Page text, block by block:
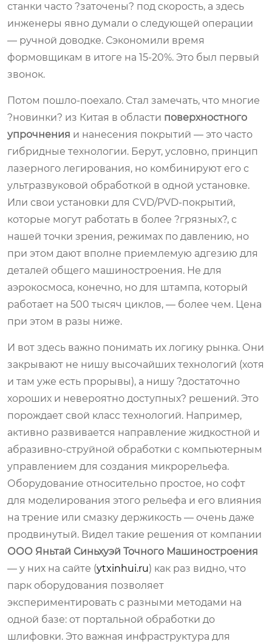
станки часто ?заточены? под скорость, а здесь
инженеры явно думали о следующей операции
— ручной доводке. Сэкономили время
формовщикам в итоге на 15-20%. Это был первый
звонок.
Потом пошло-поехало. Стал замечать, что многие
?новинки? из Китая в области поверхностного
упрочнения и нанесения покрытий — это часто
гибридные технологии. Берут, условно, принцип
лазерного легирования, но комбинируют его с
ультразвуковой обработкой в одной установке.
Или свои установки для CVD/PVD-покрытий,
которые могут работать в более ?грязных?, с
нашей точки зрения, режимах по давлению, но
при этом дают вполне приемлемую адгезию для
деталей общего машиностроения. Не для
аэрокосмоса, конечно, но для штампа, который
работает на 500 тысяч циклов, — более чем. Цена
при этом в разы ниже.
И вот здесь важно понимать их логику рынка. Они
закрывают не нишу высочайших технологий (хотя
и там уже есть прорывы), а нишу ?достаточно
хороших и невероятно доступных? решений. Это
порождает свой класс технологий. Например,
активно развивается направление жидкостной и
абразивно-струйной обработки с компьютерным
управлением для создания микрорельефа.
Оборудование относительно простое, но софт
для моделирования этого рельефа и его влияния
на трение или смазку держикость — очень даже
продвинутый. Видел такие решения от компании
ООО Яньтай Синьхуэй Точного Машиностроения
— у них на сайте (ytxinhui.ru) как раз видно, что
парк оборудования позволяет
экспериментировать с разными методами на
одной базе: от портальной обработки до
шлифовки. Это важная инфраструктура для